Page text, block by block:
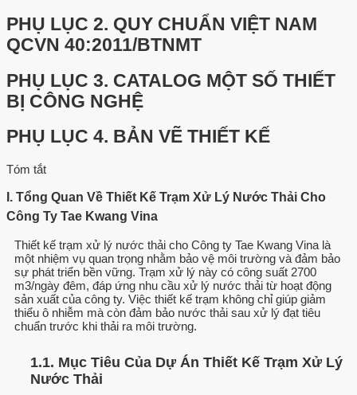
PHỤ LỤC 2. QUY CHUẨN VIỆT NAM
QCVN 40:2011/BTNMT
PHỤ LỤC 3. CATALOG MỘT SỐ THIẾT
BỊ CÔNG NGHỆ
PHỤ LỤC 4. BẢN VẼ THIẾT KẾ
Tóm tắt
I. Tổng Quan Về Thiết Kế Trạm Xử Lý Nước Thải Cho
Công Ty Tae Kwang Vina
Thiết kế trạm xử lý nước thải cho Công ty Tae Kwang Vina là
một nhiệm vụ quan trọng nhằm bảo vệ môi trường và đảm bảo
sự phát triển bền vững. Trạm xử lý này có công suất 2700
m3/ngày đêm, đáp ứng nhu cầu xử lý nước thải từ hoạt động
sản xuất của công ty. Việc thiết kế trạm không chỉ giúp giảm
thiểu ô nhiễm mà còn đảm bảo nước thải sau xử lý đạt tiêu
chuẩn trước khi thải ra môi trường.
1.1. Mục Tiêu Của Dự Án Thiết Kế Trạm Xử Lý
Nước Thải